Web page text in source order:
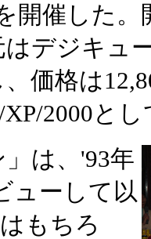
開催した。
はデジキュ
価格は
2000と
は、'93年
ューして以
もちろ